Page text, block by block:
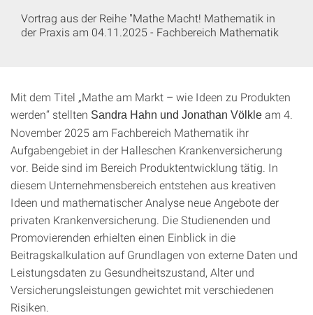
Vortrag aus der Reihe "Mathe Macht! Mathematik in
der Praxis am 04.11.2025 - Fachbereich Mathematik
Mit dem Titel „Mathe am Markt – wie Ideen zu Produkten
werden“ stellten Sandra Hahn und Jonathan Völkle am 4.
November 2025 am Fachbereich Mathematik ihr
Aufgabengebiet in der Halleschen Krankenversicherung
vor. Beide sind im Bereich Produktentwicklung tätig. In
diesem Unternehmensbereich entstehen aus kreativen
Ideen und mathematischer Analyse neue Angebote der
privaten Krankenversicherung. Die Studienenden und
Promovierenden erhielten einen Einblick in die
Beitragskalkulation auf Grundlagen von externe Daten und
Leistungsdaten zu Gesundheitszustand, Alter und
Versicherungsleistungen gewichtet mit verschiedenen
Risiken.